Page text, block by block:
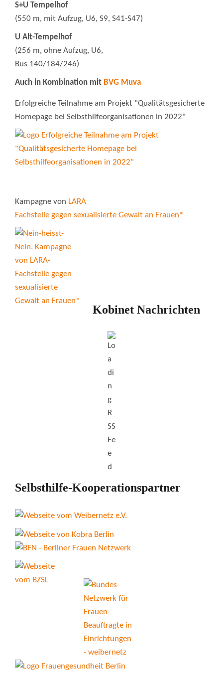
S+U Tempelhof
(550 m, mit Aufzug, U6, S9, S41-S47)
U Alt-Tempelhof
(256 m, ohne Aufzug, U6,
Bus 140/184/246)
Auch in Kombination mit BVG Muva
Erfolgreiche Teilnahme am Projekt "Qualitätsgesicherte
Homepage bei Selbsthilfeorganisationen in 2022"
Kampagne von LARA
Fachstelle gegen sexualisierte Gewalt an Frauen*
Kobinet Nachrichten
Selbsthilfe-Kooperationspartner